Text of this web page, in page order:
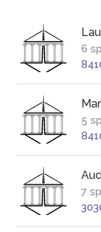
6
5
7